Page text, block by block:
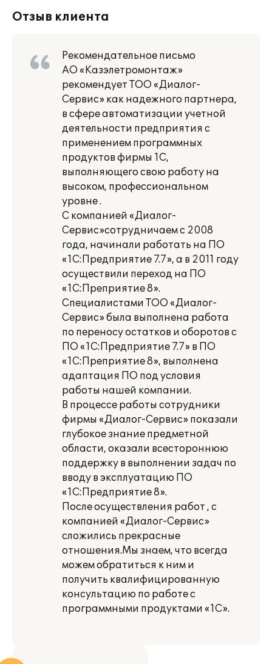
Отзыв клиента
Рекомендательное письмо
АО «Казэлетромонтаж»
рекомендует ТОО «Диалог-
Сервис» как надежного партнера,
в сфере автоматизации учетной
деятельности предприятия с
применением программных
продуктов фирмы 1С,
выполняющего свою работу на
высоком, профессиональном
уровне .
С компанией «Диалог-
Сервис»сотрудничаем с 2008
года, начинали работать на ПО
«1С:Предприятие 7.7», а в 2011 году
осуществили переход на ПО
«1С:Преприятие 8».
Специалистами ТОО «Диалог-
Сервис» была выполнена работа
по переносу остатков и оборотов с
ПО «1С:Предприятие 7.7» в ПО
«1С:Преприятие 8», выполнена
адаптация ПО под условия
работы нашей компании.
В процессе работы сотрудники
фирмы «Диалог-Сервис» показали
глубокое знание предметной
области, оказали всестороннюю
поддержку в выполнении задач по
вводу в эксплуатацию ПО
«1С:Предприятие 8».
После осуществления работ , с
компанией «Диалог-Сервис»
сложились прекрасные
отношения.Мы знаем, что всегда
можем обратиться к ним и
получить квалифицированную
консультацию по работе с
программными продуктами «1С».